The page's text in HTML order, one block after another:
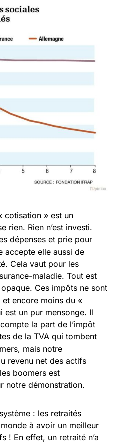
cotisation » est un
rien. Rien n’est investi.
dépenses et prie pour
accepte elle aussi de
Cela vaut pour les
maladie. Tout est
Ces impôts ne sont
encore moins du «
est un pur mensonge. Il
la part de l’impôt
de la TVA qui tombent
mais notre
revenu net des actifs
boomers est
notre démonstration.
: les retraités
à avoir un meilleur
! En effet, un retraité n’a